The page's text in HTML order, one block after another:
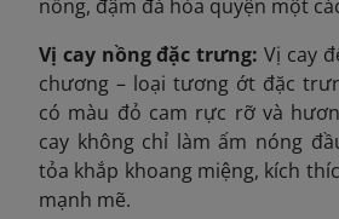
nồng, đậm đà hòa quyện một
Vị cay nồng đặc trưng: Vị cay
chương – loại tương ớt đặc
có màu đỏ cam rực rỡ và
cay không chỉ làm ấm nóng
tỏa khắp khoang miệng, kích
mạnh mẽ.